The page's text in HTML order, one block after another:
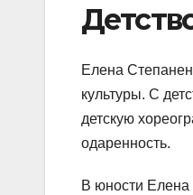
Елена
культуры. С
детскую
одаренность.
В юности Елена